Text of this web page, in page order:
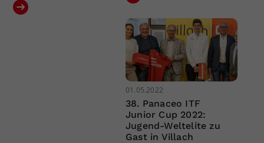
01.05.2022
38. Panaceo ITF
Junior Cup 2022:
Jugend-Weltelite zu
Gast in Villach